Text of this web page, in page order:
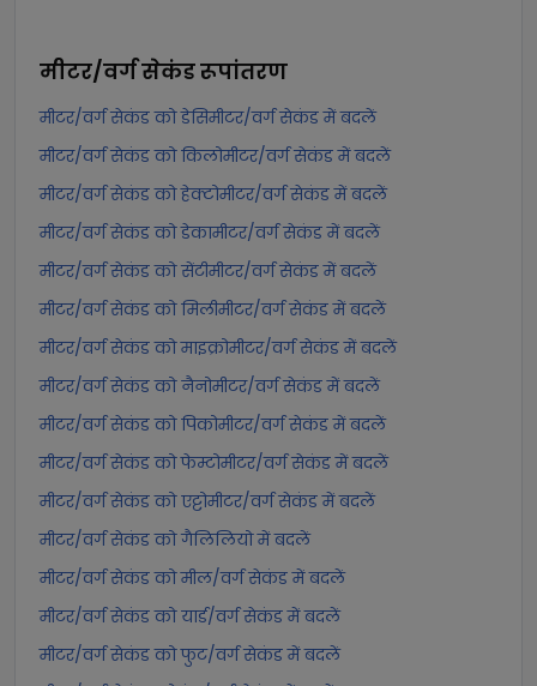
मीटर/वर्ग सेकंडरूपांतरण
मीटर/वर्ग सेकंड को डेसिमीटर/वर्ग सेकंड में बदलें
मीटर/वर्ग सेकंड को किलोमीटर/वर्ग सेकंड में बदलें
मीटर/वर्ग सेकंड को हेक्टोमीटर/वर्ग सेकंड में बदलें
मीटर/वर्ग सेकंड को डेकामीटर/वर्ग सेकंड में बदलें
मीटर/वर्ग सेकंड को सेंटीमीटर/वर्ग सेकंड में बदलें
मीटर/वर्ग सेकंड को मिलीमीटर/वर्ग सेकंड में बदलें
मीटर/वर्ग सेकंड को माइक्रोमीटर/वर्ग सेकंड में बदलें
मीटर/वर्ग सेकंड को नैनोमीटर/वर्ग सेकंड में बदलें
मीटर/वर्ग सेकंड को पिकोमीटर/वर्ग सेकंड में बदलें
मीटर/वर्ग सेकंड को फेम्टोमीटर/वर्ग सेकंड में बदलें
मीटर/वर्ग सेकंड को एट्टोमीटर/वर्ग सेकंड में बदलें
मीटर/वर्ग सेकंड को गैलिलियो में बदलें
मीटर/वर्ग सेकंड को मील/वर्ग सेकंड में बदलें
मीटर/वर्ग सेकंड को यार्ड/वर्ग सेकंड में बदलें
मीटर/वर्ग सेकंड को फुट/वर्ग सेकंड में बदलें